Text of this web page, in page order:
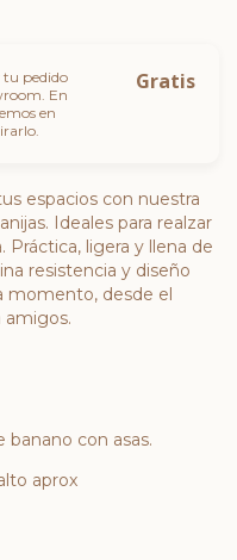
tu pedido
En
en
Gratis
espacios con nuestra
Ideales para realzar
ligera y llena de
resistencia y diseño
momento, desde el
amigos.
banano con asas.
aprox